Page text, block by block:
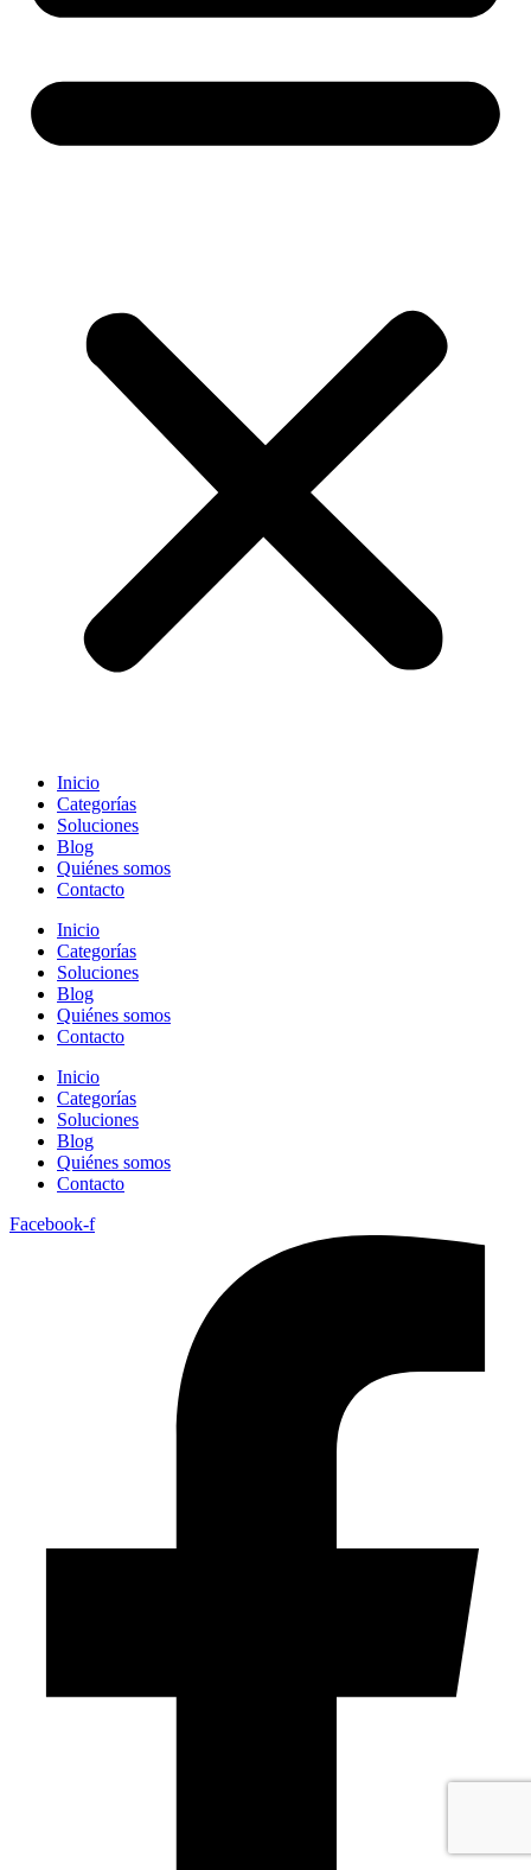
Inicio
Categorías
Soluciones
Blog
Quiénes somos
Contacto
Inicio
Categorías
Soluciones
Blog
Quiénes somos
Contacto
Inicio
Categorías
Soluciones
Blog
Quiénes somos
Contacto
Facebook-f